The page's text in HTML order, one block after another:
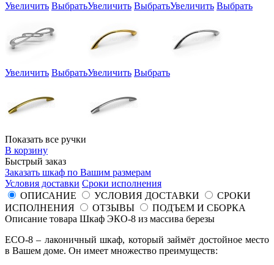
Увеличить ВыбратьУвеличить ВыбратьУвеличить Выбрать
Увеличить ВыбратьУвеличить Выбрать
Показать все ручки
В корзину
Быстрый заказ
Заказать шкаф по Вашим размерам
Условия доставки Сроки исполнения
ОПИСАНИЕ
УСЛОВИЯ ДОСТАВКИ
СРОКИ
ИСПОЛНЕНИЯ
ОТЗЫВЫ
ПОДЪЕМ И СБОРКА
Описание товара Шкаф ЭКО-8 из массива березы
ECO-8 – лаконичный шкаф, который займёт достойное место
в Вашем доме. Он имеет множество преимуществ: